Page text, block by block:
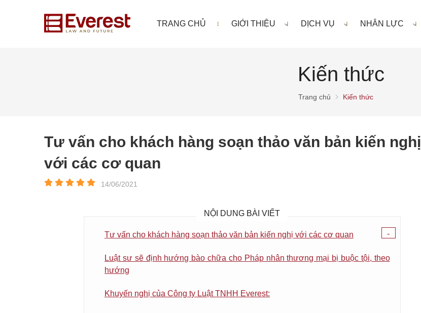
TRANG CHỦ GIỚI THIỆU DỊCH VỤ NHÂN LỰC
Kiến thức
Trang chủ Kiến thức
Tư vấn cho khách hàng soạn thảo văn bản kiến nghị
với các cơ quan
14/06/2021
-
NỘI DUNG BÀI VIẾT
Tư vấn cho khách hàng soạn thảo văn bản kiến nghị với các cơ quan
Luật sư sẽ định hướng bào chữa cho Pháp nhân thương mại bị buộc tội, theo
hướng
Khuyến nghị của Công ty Luật TNHH Everest: